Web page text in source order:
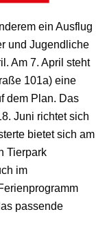
ein Ausflug
und Jugendliche
Am 7. April steht
101a) eine
dem Plan. Das
Juni richtet sich
bietet sich am
Tierpark
im
passende